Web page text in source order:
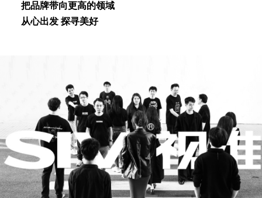
把品牌带向更⾼的领域
从⼼出发 探寻美好